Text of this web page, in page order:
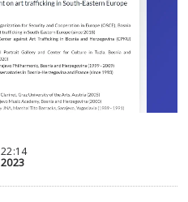
22:14
2023